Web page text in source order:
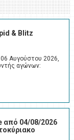
& Blitz
Αυγούστου 2026,
αγώνων:
από 04/08/2026